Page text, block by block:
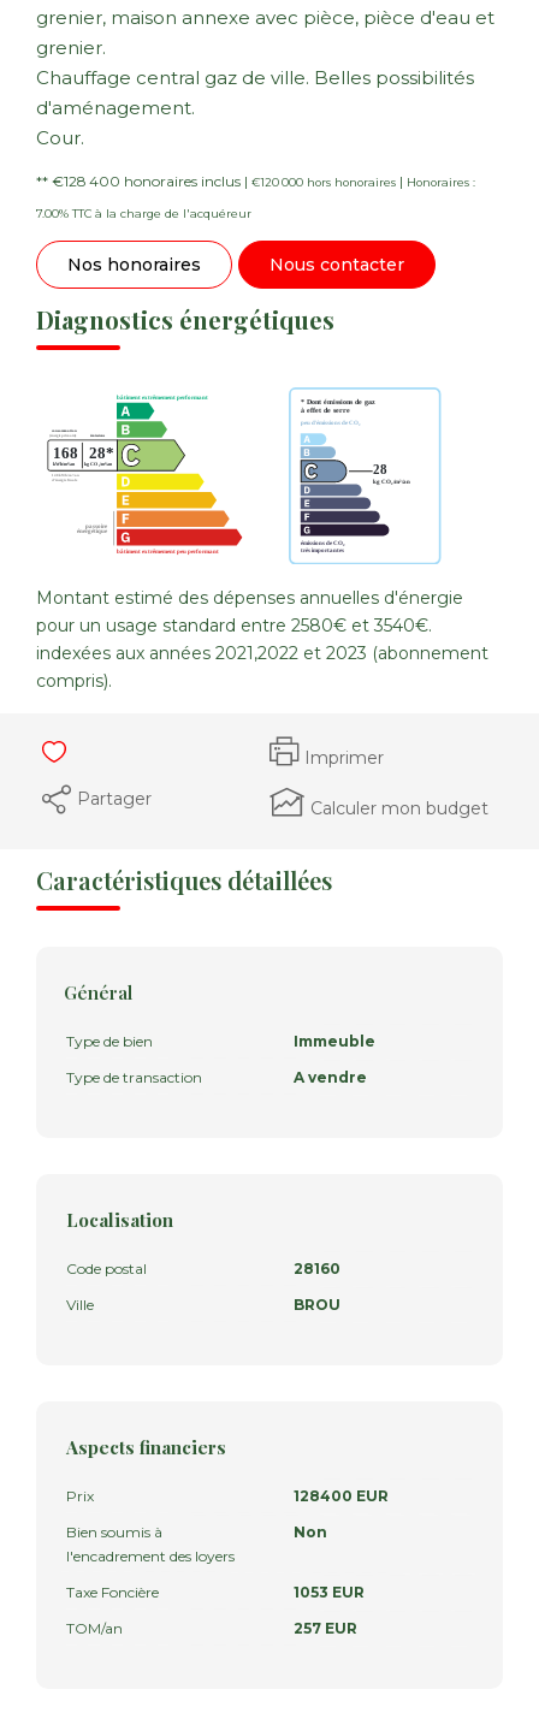
grenier, maison annexe avec pièce, pièce d'eau et
grenier.
Chauffage central gaz de ville. Belles possibilités
d'aménagement.
Cour.
** €128 400 honoraires inclus | €120 000 hors honoraires | Honoraires :
7.00% TTC à la charge de l'acquéreur
Nos honoraires Nous contacter
Diagnostics énergétiques
Montant estimé des dépenses annuelles d'énergie
pour un usage standard entre 2580€ et 3540€.
indexées aux années 2021,2022 et 2023 (abonnement
compris).
Imprimer
Partager
Calculer mon budget
Caractéristiques détaillées
Général
Type de bien
Immeuble
Type de transaction
A vendre
Localisation
Code postal
28160
Ville
BROU
Aspects financiers
Prix
128400 EUR
Bien soumis à
l'encadrement des loyers
Non
Taxe Foncière
1053 EUR
TOM/an
257 EUR